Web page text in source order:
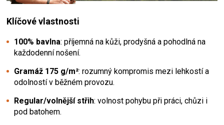
Klíčové vlastnosti
100% bavlna: příjemná na kůži, prodyšná a pohodlná na
každodenní nošení.
Gramáž 175 g/m²: rozumný kompromis mezi lehkostí a
odolností v běžném provozu.
Regular/volnější střih: volnost pohybu při práci, chůzi i
pod batohem.